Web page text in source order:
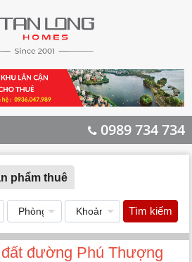
0989 734 734
phẩm thuê
Tìm kiếm
đường Phú Thượng